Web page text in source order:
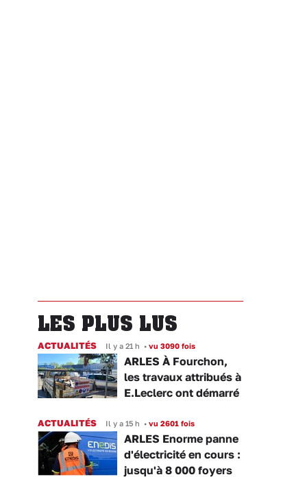
LES PLUS LUS
ACTUALITÉS Il y a 21 h • vu 3090 fois
ARLES À Fourchon,
les travaux attribués à
E.Leclerc ont démarré
ACTUALITÉS Il y a 15 h • vu 2601 fois
ARLES Enorme panne
d'électricité en cours :
jusqu'à 8 000 foyers